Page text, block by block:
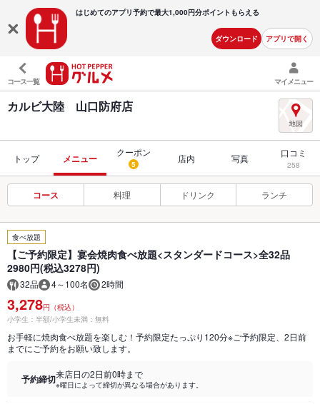
はじめてのアプリ予約で最大1,000円分ポイントもらえる
ダウンロード アプリで開く
コース一覧 マイメニュー
カルビ大陸 山口防府店
トップ メニュー
クーポン
5 店内 写真 口コミ
258
コース 料理 ドリンク ランチ
食べ放題
【ご予約限定】宴会焼肉食べ放題<スタンダードコース>全32品
2980円(税込3278円)
32品 4～100名 2時間
3,278円（税込）
小学生：半額/小学生未満：無料
お手軽に焼肉食べ放題を楽しむ！予約限定たっぷり120分※ご予約限定、2日前
までにご予約をお願い致します。
予約締切来店日の2日前0時まで
※曜日によって締切が異なる場合があります。